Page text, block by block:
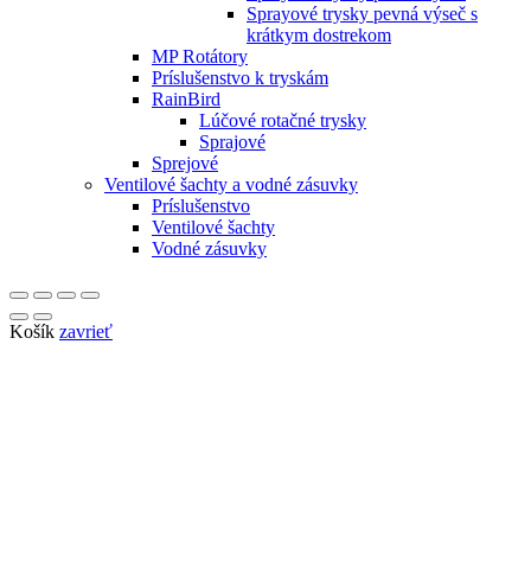
Sprayové trysky pevná výseč s
krátkym dostrekom
MP Rotátory
Príslušenstvo k tryskám
RainBird
Lúčové rotačné trysky
Sprajové
Sprejové
Ventilové šachty a vodné zásuvky
Príslušenstvo
Ventilové šachty
Vodné zásuvky
Košík zavrieť